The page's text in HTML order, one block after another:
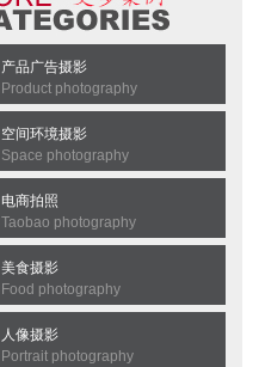
产品广告摄影
Product photography
空间环境摄影
Space photography
电商拍照
Taobao photography
美食摄影
Food photography
人像摄影
Portrait photography